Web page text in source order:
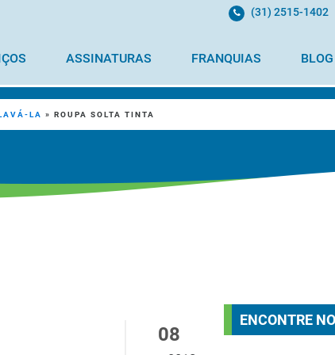
(31) 2515-1402
ASSINATURAS FRANQUIAS BLOG
LA » ROUPA SOLTA TINTA
08
ENCONTRE